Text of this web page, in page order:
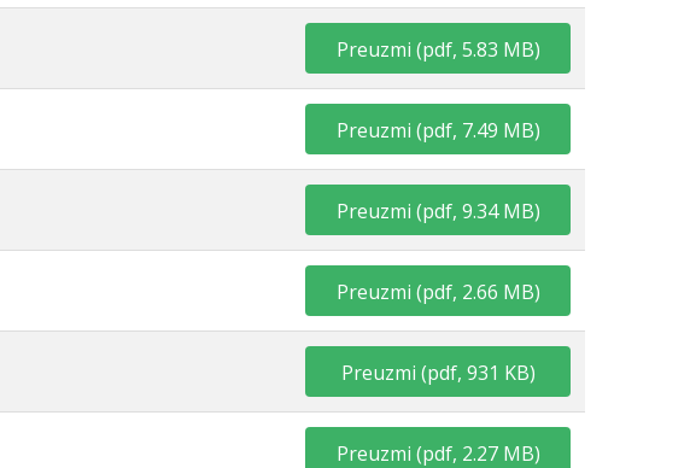
Preuzmi (pdf, 5.83 MB)
Preuzmi (pdf, 7.49 MB)
Preuzmi (pdf, 9.34 MB)
Preuzmi (pdf, 2.66 MB)
Preuzmi (pdf, 931 KB)
Preuzmi (pdf, 2.27 MB)